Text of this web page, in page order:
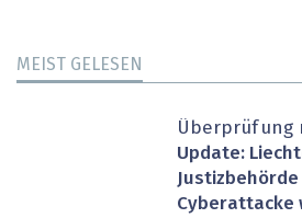
MEIST GELESEN
Überprüfung
Update:
Cyberattacke